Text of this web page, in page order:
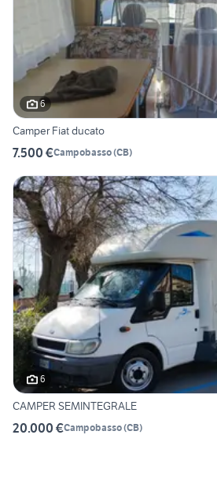
6
Camper Fiat ducato
7.500 €Campobasso(CB)
6
CAMPER SEMINTEGRALE
20.000 €Campobasso(CB)